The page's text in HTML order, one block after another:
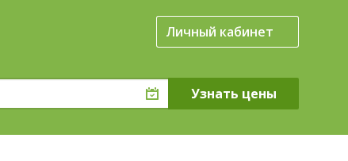
Личный кабинет